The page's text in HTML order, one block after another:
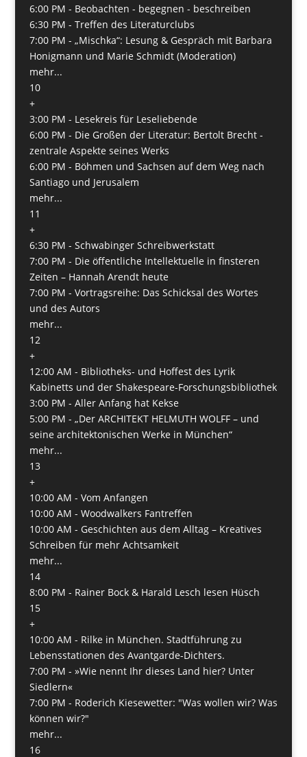
6:00 PM - Beobachten - begegnen - beschreiben
6:30 PM - Treffen des Literaturclubs
7:00 PM - „Mischka“: Lesung & Gespräch mit Barbara
Honigmann und Marie Schmidt (Moderation)
mehr...
10
+
3:00 PM - Lesekreis für Leseliebende
6:00 PM - Die Großen der Literatur: Bertolt Brecht -
zentrale Aspekte seines Werks
6:00 PM - Böhmen und Sachsen auf dem Weg nach
San­tiago und Jerusalem
mehr...
11
+
6:30 PM - Schwabinger Schreibwerkstatt
7:00 PM - Die öffentliche Intellektuelle in finsteren
Zeiten – Hannah Arendt heute
7:00 PM - Vortragsreihe: Das Schicksal des Wortes
und des Autors
mehr...
12
+
12:00 AM - Bibliotheks- und Hoffest des Lyrik
Kabinetts und der Shakespeare-Forschungsbibliothek
3:00 PM - Aller Anfang hat Kekse
5:00 PM - „Der ARCHITEKT HELMUTH WOLFF – und
seine architektonischen Werke in München“
mehr...
13
+
10:00 AM - Vom Anfangen
10:00 AM - Woodwalkers Fantreffen
10:00 AM - Geschichten aus dem Alltag – Kreatives
Schreiben für mehr Achtsamkeit
mehr...
14
8:00 PM - Rainer Bock & Harald Lesch lesen Hüsch
15
+
10:00 AM - Rilke in München. Stadtführung zu
Lebensstationen des Avantgarde-Dichters.
7:00 PM - »Wie nennt Ihr dieses Land hier? Unter
Siedlern«
7:00 PM - Roderich Kiesewetter: "Was wollen wir? Was
können wir?"
mehr...
16